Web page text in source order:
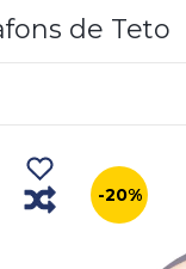
de Teto
-20%